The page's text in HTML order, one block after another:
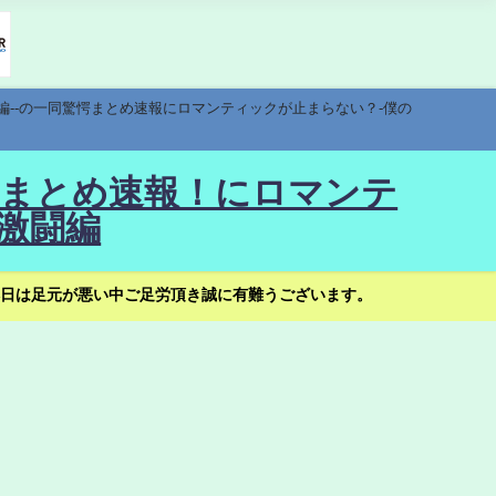
の一同驚愕まとめ速報にロマンティックが止まらない？-僕の
とめ速報！にロマンテ
闘編
足元が悪い中ご足労頂き誠に有難うございます。